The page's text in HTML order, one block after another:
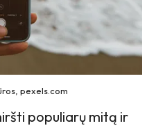
pexels.com
populiarų mitą ir